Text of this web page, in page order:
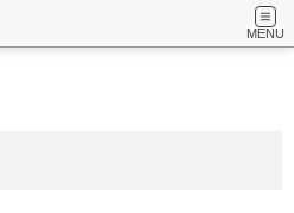
MENU